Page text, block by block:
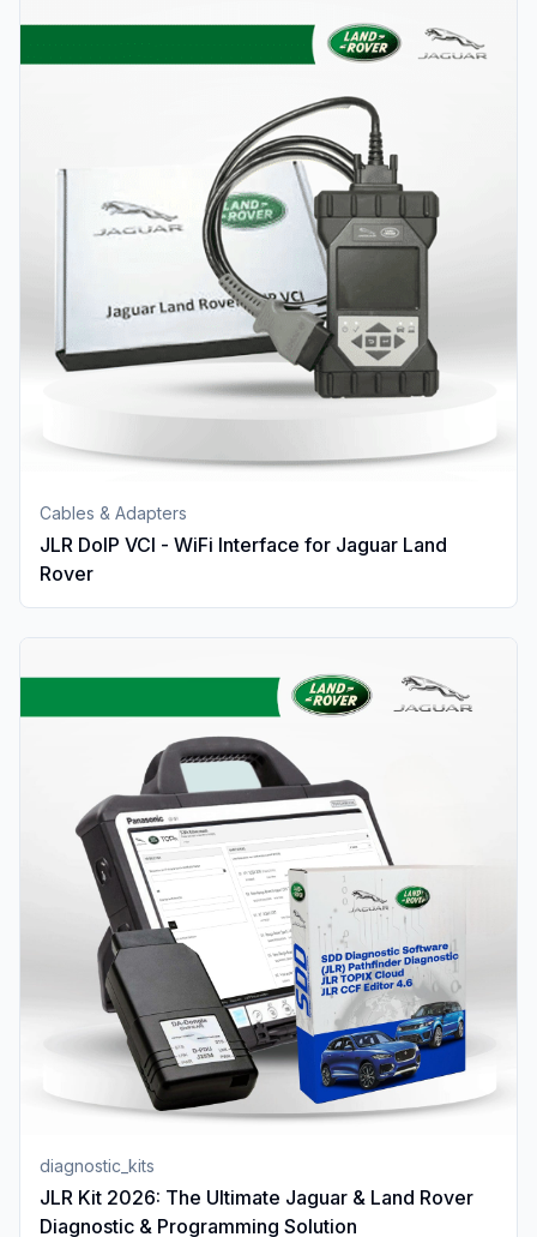
Cables & Adapters
JLR DoIP VCI - WiFi Interface for Jaguar Land
Rover
diagnostic_kits
JLR Kit 2026: The Ultimate Jaguar & Land Rover
Diagnostic & Programming Solution